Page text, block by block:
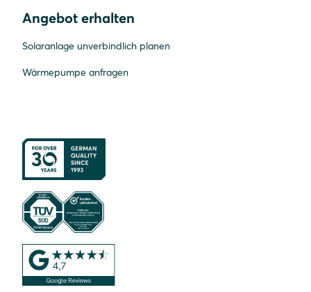
Angebot erhalten
Solaranlage unverbindlich planen
Wärmepumpe anfragen